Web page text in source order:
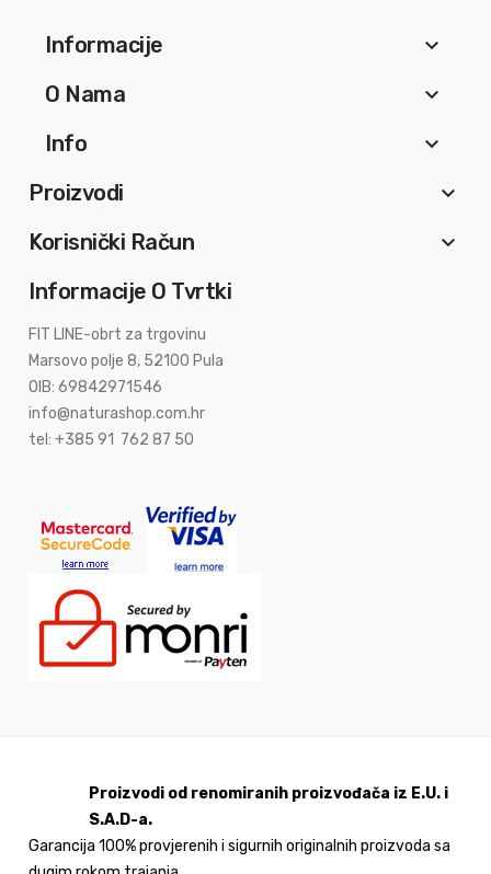
Informacije
keyboard_arrow_down
O Nama
keyboard_arrow_down
Info
keyboard_arrow_down
Proizvodi
keyboard_arrow_down
Korisnički Račun
keyboard_arrow_down
Informacije O Tvrtki
FIT LINE-obrt za trgovinu
Marsovo polje 8, 52100 Pula
OIB: 69842971546
info@naturashop.com.hr
tel: +385 91 762 87 50
Proizvodi od renomiranih proizvođača iz E.U. i
S.A.D-a.
Garancija 100% provjerenih i sigurnih originalnih proizvoda sa